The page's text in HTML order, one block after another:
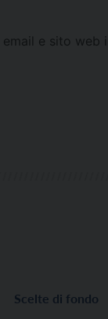
e sito web
Scelte di fondo